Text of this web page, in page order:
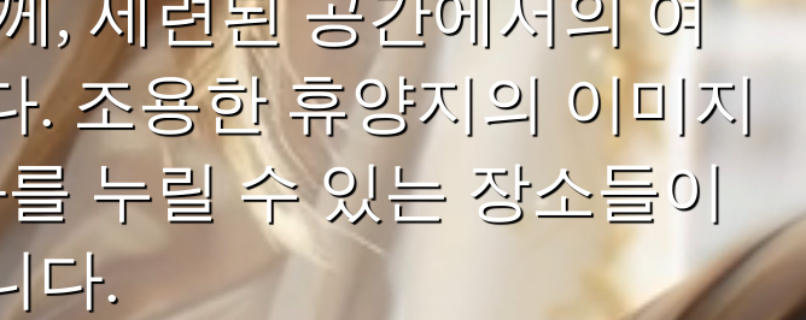
, 세련된 공간에서의 여
. 조용한 휴양지의 이미지
누릴 수 있는 장소들이
다.